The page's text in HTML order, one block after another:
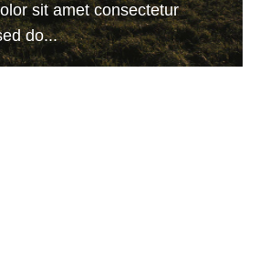
sit amet consectetur
do...